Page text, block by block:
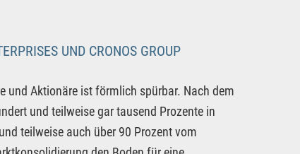
UND CRONOS GROUP
und Aktionäre ist förmlich spürbar. Nach dem
und teilweise gar tausend Prozente in
teilweise auch über 90 Prozent vom